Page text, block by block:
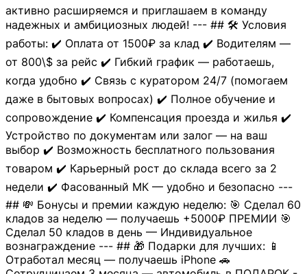
активно расширяемся и приглашаем в команду
надежных и амбициозных людей! --- ## 🛠 Условия
работы: ✔️ Оплата от 1500₽ за клад ✔️ Водителям —
от 800\$ за рейс ✔️ Гибкий график — работаешь,
когда удобно ✔️ Связь с куратором 24/7 (помогаем
даже в бытовых вопросах) ✔️ Полное обучение и
сопровождение ✔️ Компенсация проезда и жилья ✔️
Устройство по документам или залог — на ваш
выбор ✔️ Возможность бесплатного пользования
товаром ✔️ Карьерный рост до склада всего за 2
недели ✔️ Фасованный МК — удобно и безопасно ---
## 💸 Бонусы и премии каждую неделю: 🎯 Сделал 60
кладов за неделю — получаешь +5000₽ ПРЕМИИ 🎯
Сделал 50 кладов в день — Индивидуальное
вознаграждение --- ## 🎁 Подарки для лучших: 📱
Отработал месяц — получаешь iPhone 🚗